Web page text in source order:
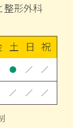
整形外科
土 日 祝
● ／ ／
／ ／ ／